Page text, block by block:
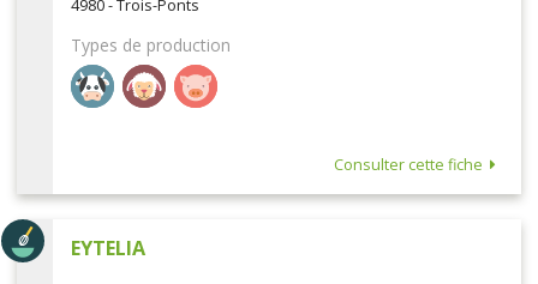
4980 - Trois-Ponts
Types de production
Consulter cette fiche
EYTELIA